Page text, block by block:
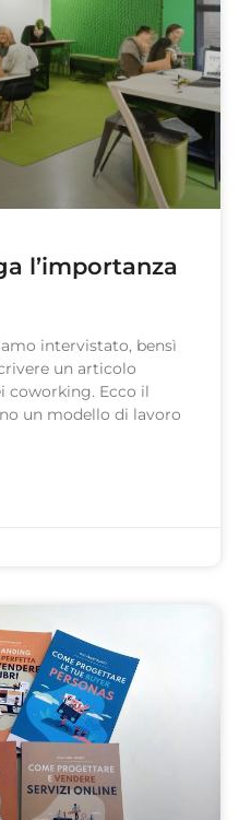
l’importanza
intervistato, bensì
un articolo
coworking. Ecco il
un modello di lavoro